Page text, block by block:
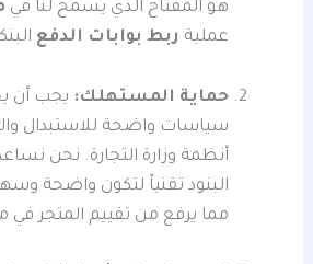
هو المفتاح الذي يسمح لنا في
عملية ربط بوابات الدفع
حماية المستهلك: يجب أن
سياسات واضحة للاستبدال
أنظمة وزارة التجارة. نحن
البنود تقنياً لتكون واضحة
مما يرفع من تقييم المتجر في